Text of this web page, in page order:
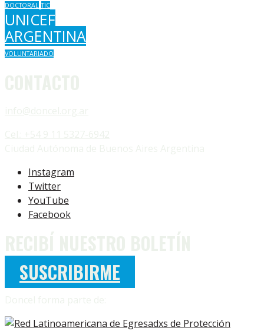
DOCTORAL TIC
UNICEF
ARGENTINA
VOLUNTARIADO
Instagram
Twitter
YouTube
Facebook
SUSCRIBIRME